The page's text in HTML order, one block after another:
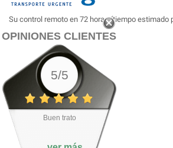
Su control remoto en 72 horas (tiempo estimado
OPINIONES CLIENTES
5/5
Buen trato